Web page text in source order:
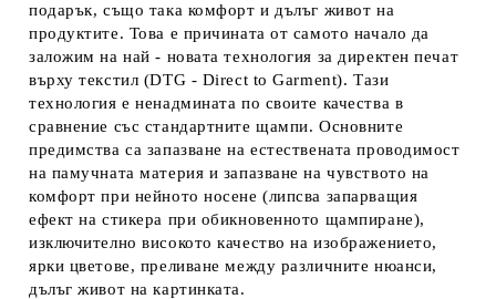
подарък, също така комфорт и дълъг живот на
продуктите. Това е причината от самото начало да
заложим на най - новата технология за директен печат
върху текстил (DTG - Direct to Garment). Тази
технология е ненадмината по своите качества в
сравнение със стандартните щампи. Основните
предимства са запазване на естествената проводимост
на памучната материя и запазване на чувството на
комфорт при нейното носене (липсва запарващия
ефект на стикера при обикновенното щампиране),
изключително високото качество на изображението,
ярки цветове, преливане между различните нюанси,
дълъг живот на картинката.